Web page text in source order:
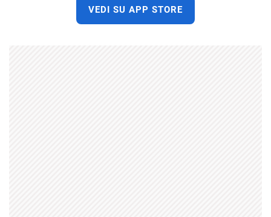
VEDI SU APP STORE